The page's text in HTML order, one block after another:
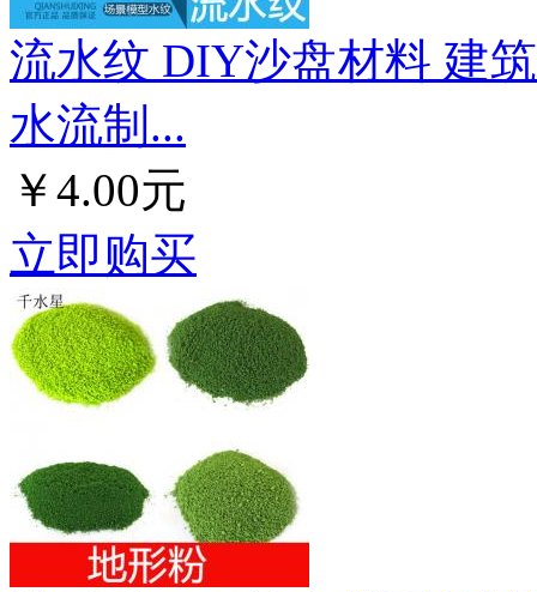
流水纹 DIY沙盘材料 建
水流制...
￥4.00元
立即购买